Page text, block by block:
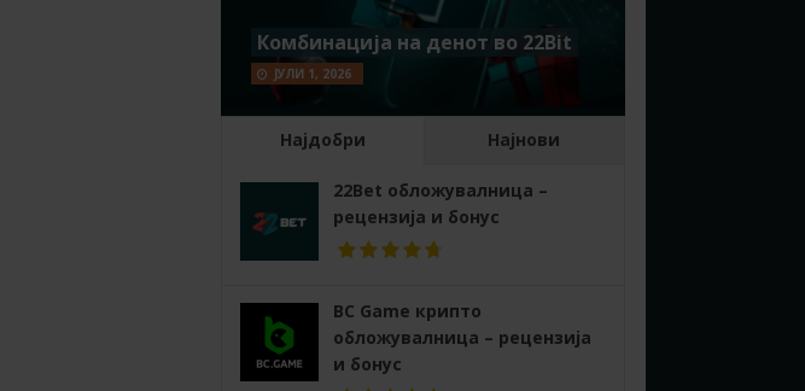
Комбинација на денот во 22Bit
ЈУЛИ 1, 2026
Најдобри Најнови
22Bet обложувалница –
рецензија и бонус
BC Game крипто
обложувалница – рецензија
и бонус